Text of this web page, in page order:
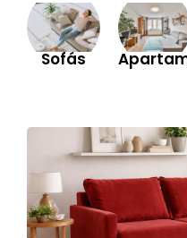
Sofás